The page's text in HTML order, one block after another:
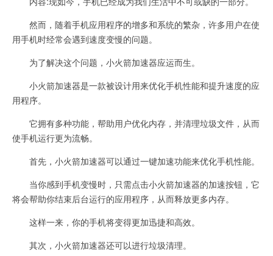
然而，随着手机应用程序的增多和系统的繁杂，许多用户在使
用手机时经常会遇到速度变慢的问题。
为了解决这个问题，小火箭加速器应运而生。
小火箭加速器是一款被设计用来优化手机性能和提升速度的应
用程序。
它拥有多种功能，帮助用户优化内存，并清理垃圾文件，从而
使手机运行更为流畅。
首先，小火箭加速器可以通过一键加速功能来优化手机性能。
当你感到手机变慢时，只需点击小火箭加速器的加速按钮，它
将会帮助你结束后台运行的应用程序，从而释放更多内存。
这样一来，你的手机将变得更加迅捷和高效。
其次，小火箭加速器还可以进行垃圾清理。